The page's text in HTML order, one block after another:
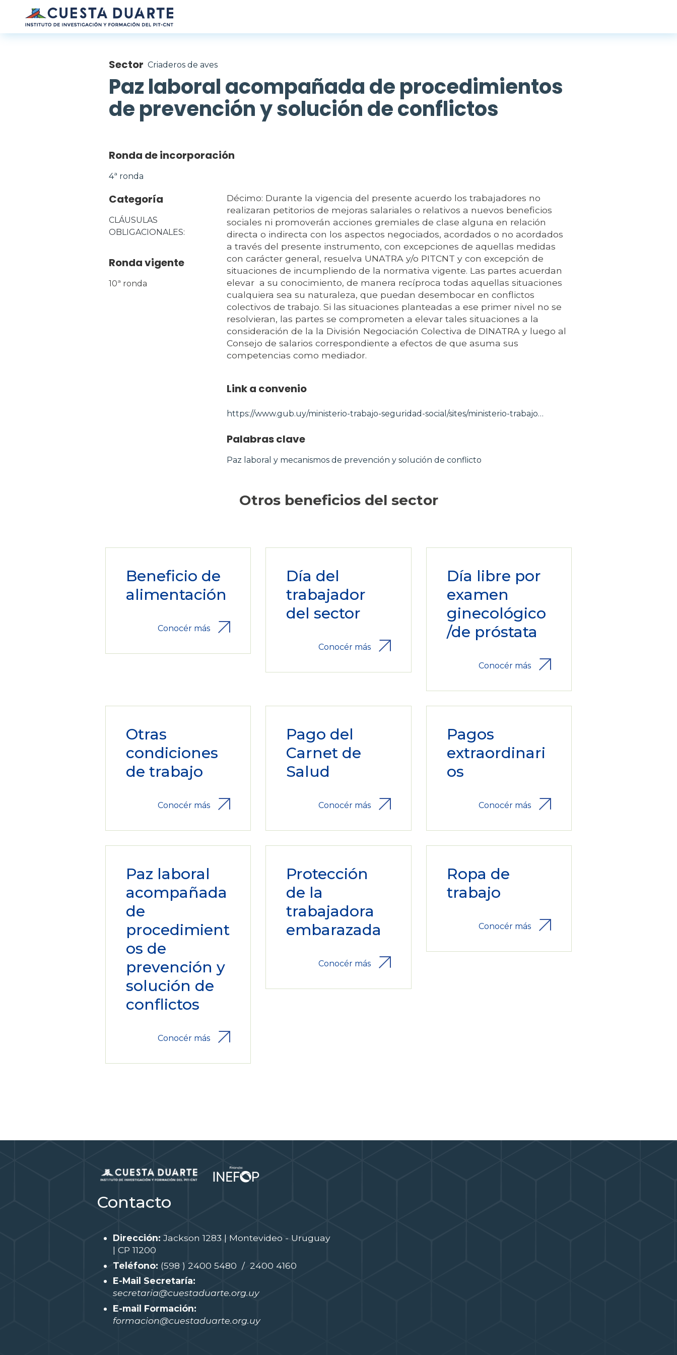
Pasar al contenido principal
Sector Criaderos de aves
Paz laboral acompañada de procedimientos
de prevención y solución de conflictos
Ronda de incorporación
4ª ronda
Categoría
CLÁUSULAS
OBLIGACIONALES
Ronda vigente
10ª ronda
Décimo: Durante la vigencia del presente acuerdo los trabajadores no
realizaran petitorios de mejoras salariales o relativos a nuevos beneficios
sociales ni promoverán acciones gremiales de clase alguna en relación
directa o indirecta con los aspectos negociados, acordados o no acordados
a través del presente instrumento, con excepciones de aquellas medidas
con carácter general, resuelva UNATRA y/o PITCNT y con excepción de
situaciones de incumpliendo de la normativa vigente. Las partes acuerdan
elevar a su conocimiento, de manera recíproca todas aquellas situaciones
cualquiera sea su naturaleza, que puedan desembocar en conflictos
colectivos de trabajo. Si las situaciones planteadas a ese primer nivel no se
resolvieran, las partes se comprometen a elevar tales situaciones a la
consideración de la la División Negociación Colectiva de DINATRA y luego al
Consejo de salarios correspondiente a efectos de que asuma sus
competencias como mediador.
Link a convenio
https://www.gub.uy/ministerio-trabajo-seguridad-social/sites/ministerio-trabajo…
Palabras clave
Paz laboral y mecanismos de prevención y solución de conflicto
Otros beneficios del sector
Beneficio de
alimentación
Conocér más
Día del
trabajador
del sector
Conocér más
Día libre por
examen
ginecológico
/de próstata
Conocér más
Otras
condiciones
de trabajo
Conocér más
Pago del
Carnet de
Salud
Conocér más
Pagos
extraordinari
os
Conocér más
Paz laboral
acompañada
de
procedimient
os de
prevención y
solución de
conflictos
Conocér más
Protección
de la
trabajadora
embarazada
Conocér más
Ropa de
trabajo
Conocér más
Contacto
Dirección: Jackson 1283 | Montevideo - Uruguay
| CP 11200
Teléfono: (598 ) 2400 5480 / 2400 4160
E-Mail Secretaría:
secretaria@cuestaduarte.org.uy
E-mail Formación:
formacion@cuestaduarte.org.uy